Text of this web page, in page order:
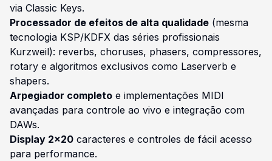
via Classic Keys.
Processador de efeitos de alta qualidade (mesma
tecnologia KSP/KDFX das séries profissionais
Kurzweil): reverbs, choruses, phasers, compressores,
rotary e algoritmos exclusivos como Laserverb e
shapers.
Arpegiador completo e implementações MIDI
avançadas para controle ao vivo e integração com
DAWs.
Display 2×20 caracteres e controles de fácil acesso
para performance.